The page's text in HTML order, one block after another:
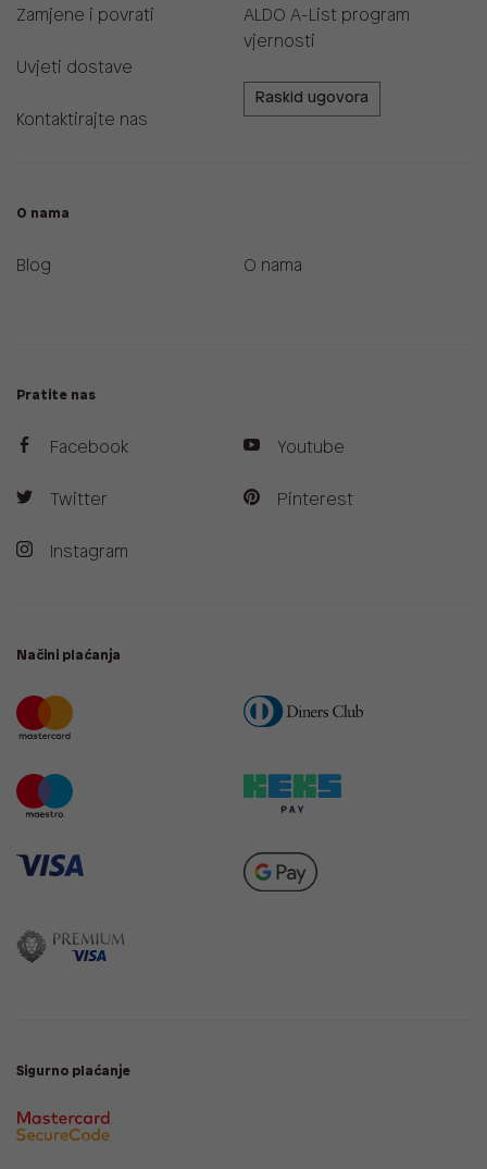
Zamjene i povrati
Uvjeti dostave
Kontaktirajte nas
ALDO A-List program
vjernosti
Raskid ugovora
O nama
Blog O nama
Pratite nas
Facebook
Twitter
Instagram
Youtube
Pinterest
Načini plaćanja
Sigurno plaćanje